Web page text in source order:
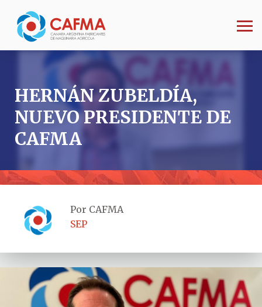
HERNÁN ZUBELDÍA,
NUEVO PRESIDENTE DE
CAFMA
Por CAFMA
SEP